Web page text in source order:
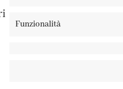
Funzionalità